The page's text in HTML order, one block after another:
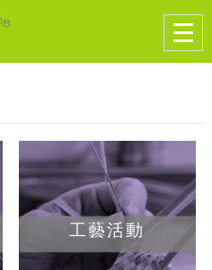
工藝活動